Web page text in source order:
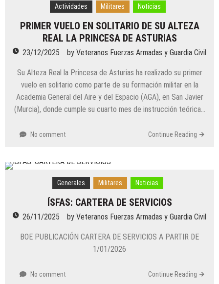
Actividades Militares Noticias
PRIMER VUELO EN SOLITARIO DE SU ALTEZA
REAL LA PRINCESA DE ASTURIAS
23/12/2025 by Veteranos Fuerzas Armadas y Guardia Civil
Su Alteza Real la Princesa de Asturias ha realizado su primer
vuelo en solitario como parte de su formación militar en la
Academia General del Aire y del Espacio (AGA), en San Javier
(Murcia), donde cumple su cuarto mes de instrucción teórica…
No comment Continue Reading
Generales Militares Noticias
ÍSFAS: CARTERA DE SERVICIOS
26/11/2025 by Veteranos Fuerzas Armadas y Guardia Civil
BOE PUBLICACIÓN CARTERA DE SERVICIOS A PARTIR DE
1/01/2026
No comment Continue Reading